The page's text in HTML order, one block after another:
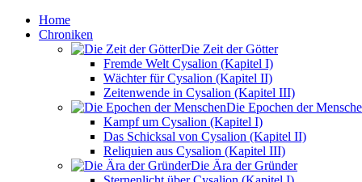
Home
Chroniken
Die Zeit der Götter
Fremde Welt Cysalion (Kapitel I)
Wächter für Cysalion (Kapitel II)
Zeitenwende in Cysalion (Kapitel III)
Die Epochen der
Kampf um Cysalion (Kapitel I)
Das Schicksal von Cysalion (Kapitel II)
Reliquien aus Cysalion (Kapitel III)
Die Ära der Gründer